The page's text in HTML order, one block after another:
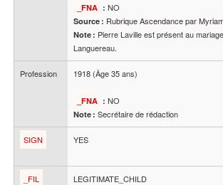
_FNA : NO
Source : Rubrique Ascendance par
Note : Pierre Laville est présent au
Languereau.
Profession 1918 (Âge 35 ans)
_FNA : NO
Note : Secrétaire de rédaction
SIGN YES
_FIL LEGITIMATE_CHILD